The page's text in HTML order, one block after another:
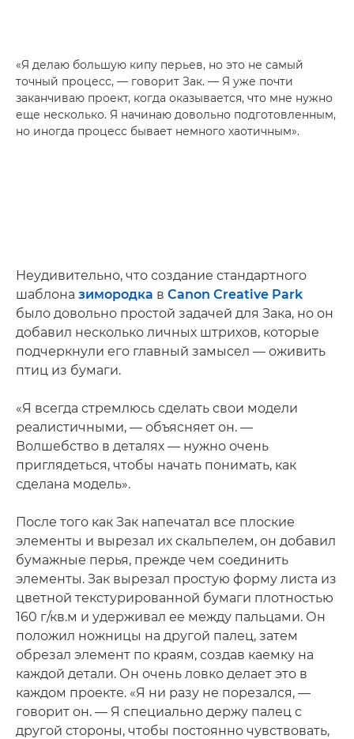
«Я делаю большую кипу перьев, но это не самый
точный процесс, — говорит Зак. — Я уже почти
заканчиваю проект, когда оказывается, что мне нужно
еще несколько. Я начинаю довольно подготовленным,
но иногда процесс бывает немного хаотичным».
Неудивительно, что создание стандартного
шаблона зимородка в Canon Creative Park
было довольно простой задачей для Зака, но он
добавил несколько личных штрихов, которые
подчеркнули его главный замысел — оживить
птиц из бумаги.
«Я всегда стремлюсь сделать свои модели
реалистичными, — объясняет он. —
Волшебство в деталях — нужно очень
приглядеться, чтобы начать понимать, как
сделана модель».
После того как Зак напечатал все плоские
элементы и вырезал их скальпелем, он добавил
бумажные перья, прежде чем соединить
элементы. Зак вырезал простую форму листа из
цветной текстурированной бумаги плотностью
160 г/кв.м и удерживал ее между пальцами. Он
положил ножницы на другой палец, затем
обрезал элемент по краям, создав каемку на
каждой детали. Он очень ловко делает это в
каждом проекте. «Я ни разу не порезался, —
говорит он. — Я специально держу палец с
другой стороны, чтобы постоянно чувствовать,